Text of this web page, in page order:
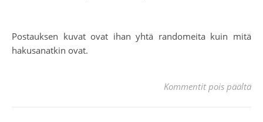
Postauksen kuvat ovat ihan yhtä randomeita kuin mitä
hakusanatkin ovat.
Kommentit pois päältä